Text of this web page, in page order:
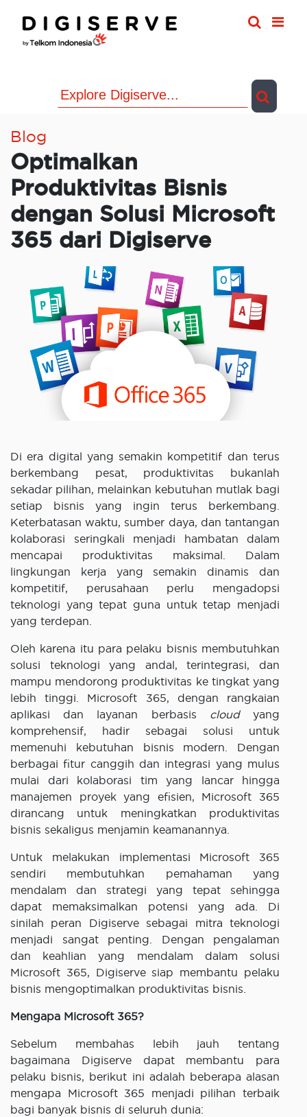
content
Blog
Optimalkan
Produktivitas Bisnis
dengan Solusi Microsoft
365 dari Digiserve
Di era digital yang semakin kompetitif dan terus
berkembang pesat, produktivitas bukanlah
sekadar pilihan, melainkan kebutuhan mutlak bagi
setiap bisnis yang ingin terus berkembang.
Keterbatasan waktu, sumber daya, dan tantangan
kolaborasi seringkali menjadi hambatan dalam
mencapai produktivitas maksimal. Dalam
lingkungan kerja yang semakin dinamis dan
kompetitif, perusahaan perlu mengadopsi
teknologi yang tepat guna untuk tetap menjadi
yang terdepan.
Oleh karena itu para pelaku bisnis membutuhkan
solusi teknologi yang andal, terintegrasi, dan
mampu mendorong produktivitas ke tingkat yang
lebih tinggi. Microsoft 365, dengan rangkaian
aplikasi dan layanan berbasis cloudyang
komprehensif, hadir sebagai solusi untuk
memenuhi kebutuhan bisnis modern. Dengan
berbagai fitur canggih dan integrasi yang mulus
mulai dari kolaborasi tim yang lancar hingga
manajemen proyek yang efisien, Microsoft 365
dirancang untuk meningkatkan produktivitas
bisnis sekaligus menjamin keamanannya.
Untuk melakukan implementasi Microsoft 365
sendiri membutuhkan pemahaman yang
mendalam dan strategi yang tepat sehingga
dapat memaksimalkan potensi yang ada. Di
sinilah peran Digiserve sebagai mitra teknologi
menjadi sangat penting. Dengan pengalaman
dan keahlian yang mendalam dalam solusi
Microsoft 365, Digiserve siap membantu pelaku
bisnis mengoptimalkan produktivitas bisnis.
Mengapa Microsoft 365?
Sebelum membahas lebih jauh tentang
bagaimana Digiserve dapat membantu para
pelaku bisnis, berikut ini adalah beberapa alasan
mengapa Microsoft 365 menjadi pilihan terbaik
bagi banyak bisnis di seluruh dunia: